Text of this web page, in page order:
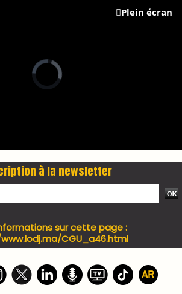
& conso du 31-07-2026
Moto du 27-07-2026
PODCAST +
RÉCENTS CLASSEURS
N°137 du 26-07-2026